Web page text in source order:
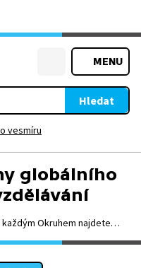
MENU
Hledat
vesmíru
globálního
Okruhem najdete
úhlů pohledu. Vybírat
a stupňů vzdělávání.